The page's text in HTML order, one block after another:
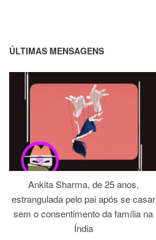
ÚLTIMAS MENSAGENS
Ankita Sharma, de 25 anos,
estrangulada pelo pai após se casar
sem o consentimento da família na
Índia